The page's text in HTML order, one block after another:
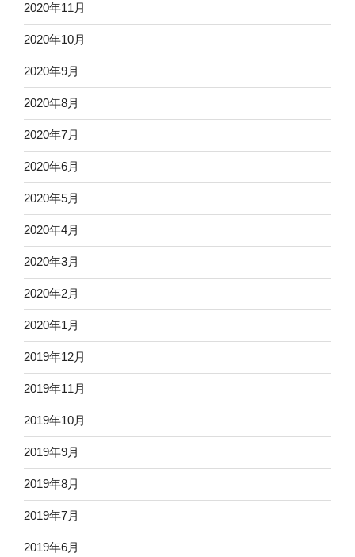
2020年11月
2020年10月
2020年9月
2020年8月
2020年7月
2020年6月
2020年5月
2020年4月
2020年3月
2020年2月
2020年1月
2019年12月
2019年11月
2019年10月
2019年9月
2019年8月
2019年7月
2019年6月